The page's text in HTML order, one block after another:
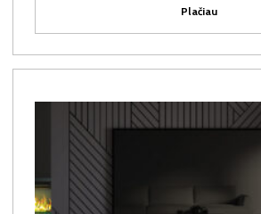
Plačiau